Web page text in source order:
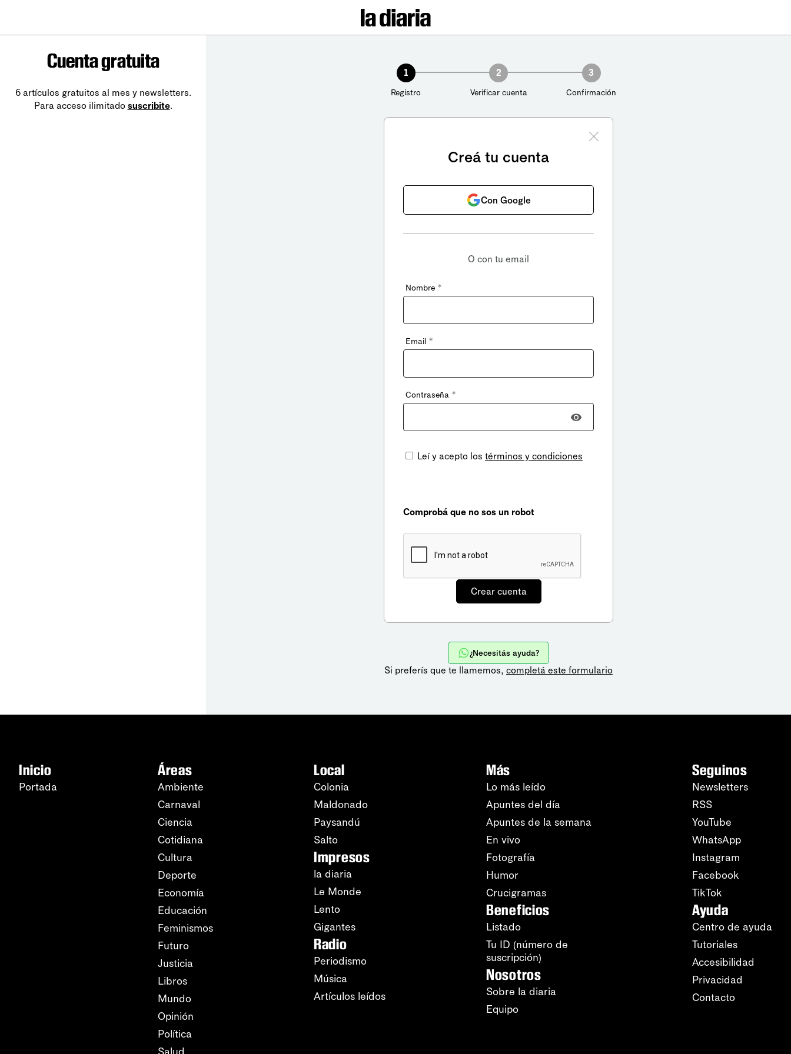
Cuenta gratuita
6 artículos gratuitos al mes y newsletters.
Para acceso ilimitado suscribite.
1
Registro
2
Verificar cuenta
3
Confirmación
Creá tu cuenta
Con Google
O con tu email
Nombre *
Email *
Contraseña *
Leí y acepto los términos y condiciones
Comprobá que no sos un robot
¿Necesitás ayuda?
Si preferís que te llamemos, completá este formulario
Inicio
Portada
Áreas
Ambiente
Carnaval
Ciencia
Cotidiana
Cultura
Deporte
Economía
Educación
Feminismos
Futuro
Justicia
Libros
Mundo
Opinión
Política
Local
Colonia
Maldonado
Paysandú
Salto
Impresos
la diaria
Le Monde
Lento
Gigantes
Radio
Periodismo
Música
Artículos leídos
Más
Lo más leído
Apuntes del día
Apuntes de la semana
En vivo
Fotografía
Humor
Crucigramas
Beneficios
Listado
Tu ID (número de
suscripción)
Nosotros
Sobre la diaria
Equipo
Seguinos
Newsletters
RSS
YouTube
WhatsApp
Instagram
Facebook
TikTok
Ayuda
Centro de ayuda
Tutoriales
Accesibilidad
Privacidad
Contacto